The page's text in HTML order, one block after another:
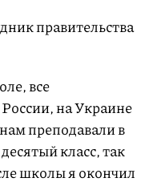
правительства
все
на Украине
преподавали в
класс, так
школы я окончил